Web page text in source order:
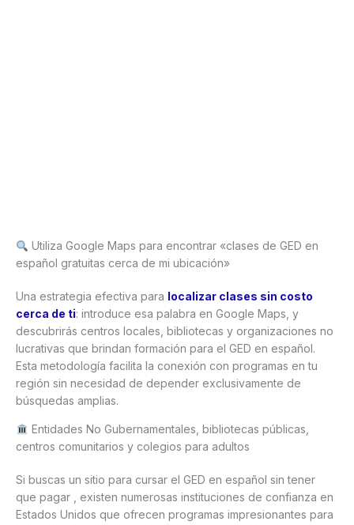
Utiliza Google Maps para encontrar «clases de GED en
español gratuitas cerca de mi ubicación»
Una estrategia efectiva para localizar clases sin costo
cerca de ti: introduce esa palabra en Google Maps, y
descubrirás centros locales, bibliotecas y organizaciones no
lucrativas que brindan formación para el GED en español.
Esta metodología facilita la conexión con programas en tu
región sin necesidad de depender exclusivamente de
búsquedas amplias.
Entidades No Gubernamentales, bibliotecas públicas,
centros comunitarios y colegios para adultos
Si buscas un sitio para cursar el GED en español sin tener
que pagar , existen numerosas instituciones de confianza en
Estados Unidos que ofrecen programas impresionantes para